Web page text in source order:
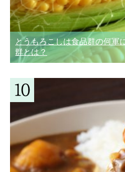
とうもろこしは食品群の何軍
群とは？